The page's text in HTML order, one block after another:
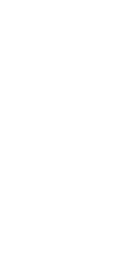
keypair 命令生成